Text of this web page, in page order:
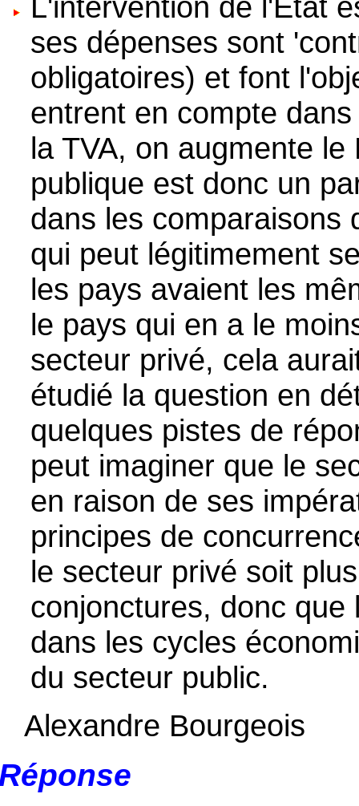
ses dépenses sont
obligatoires) et font
entrent en compte
la TVA, on augmente
publique est donc un
dans les comparaisons
qui peut légitimement
les pays avaient les
le pays qui en a le
secteur privé, cela
étudié la question en
quelques pistes de
peut imaginer que le
en raison de ses
principes de
le secteur privé soit
conjonctures, donc
dans les cycles
du secteur public.
Alexandre Bourgeois